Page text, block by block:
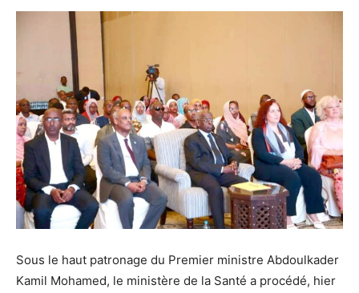
Sous le haut patronage du Premier ministre Abdoulkader
Kamil Mohamed, le ministère de la Santé a procédé, hier